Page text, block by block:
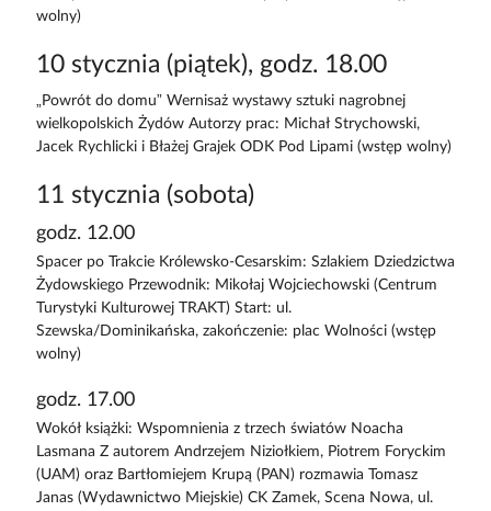
wolny)
10 stycznia (piątek), godz. 18.00
„Powrót do domu” Wernisaż wystawy sztuki nagrobnej
wielkopolskich Żydów Autorzy prac: Michał Strychowski,
Jacek Rychlicki i Błażej Grajek ODK Pod Lipami (wstęp wolny)
11 stycznia (sobota)
godz. 12.00
Spacer po Trakcie Królewsko-Cesarskim: Szlakiem Dziedzictwa
Żydowskiego Przewodnik: Mikołaj Wojciechowski (Centrum
Turystyki Kulturowej TRAKT) Start: ul.
Szewska/Dominikańska, zakończenie: plac Wolności (wstęp
wolny)
godz. 17.00
Wokół książki: Wspomnienia z trzech światów Noacha
Lasmana Z autorem Andrzejem Niziołkiem, Piotrem Foryckim
(UAM) oraz Bartłomiejem Krupą (PAN) rozmawia Tomasz
Janas (Wydawnictwo Miejskie) CK Zamek, Scena Nowa, ul.